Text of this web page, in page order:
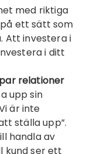
med riktiga
ett sätt som
Att investera i
i ditt
relationer
upp sin
är inte
ställa upp”.
handla av
kund ser ett